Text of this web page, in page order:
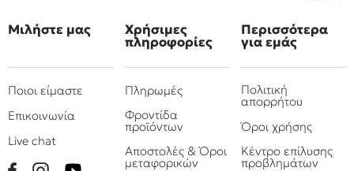
Μιλήστε μας
Ποιοι είμαστε
Επικοινωνία
Live chat
Χρήσιμες
πληροφορίες
Πληρωμές
Φροντίδα
προϊόντων
Αποστολές & Όροι
μεταφορικών
Περισσότερα
για εμάς
Πολιτική
απορρήτου
Όροι χρήσης
Κέντρο επίλυσης
προβλημάτων